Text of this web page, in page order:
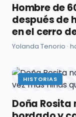
Hombre de
después de
en el cerro
Yolanda Tenorio ·
HISTORIAS
Doña Rosita